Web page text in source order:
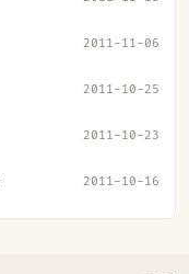
2011-11-06
2011-10-25
2011-10-23
2011-10-16